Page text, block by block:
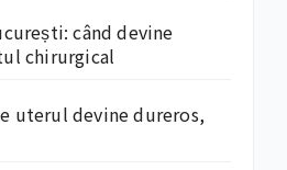
când devine
chirurgical
uterul devine dureros,